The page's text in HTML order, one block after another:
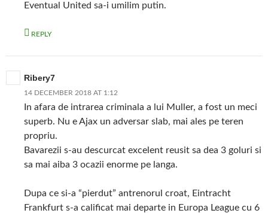
Eventual United sa-i umilim putin.
REPLY
Ribery7
14 DECEMBER 2018 AT 1:12
In afara de intrarea criminala a lui Muller, a fost un meci
superb. Nu e Ajax un adversar slab, mai ales pe teren
propriu.
Bavarezii s-au descurcat excelent reusit sa dea 3 goluri si
sa mai aiba 3 ocazii enorme pe langa.
Dupa ce si-a “pierdut” antrenorul croat, Eintracht
Frankfurt s-a calificat mai departe in Europa League cu 6